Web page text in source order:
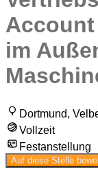
Account
im
Dortmund,
Vollzeit
Festanstellung
Auf diese Stelle